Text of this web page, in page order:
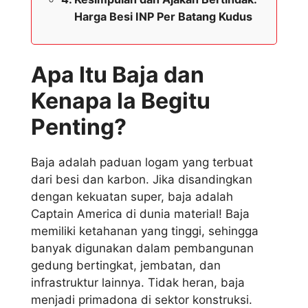
Harga Besi INP Per Batang Kudus
Apa Itu Baja dan
Kenapa Ia Begitu
Penting?
Baja adalah paduan logam yang terbuat
dari besi dan karbon. Jika disandingkan
dengan kekuatan super, baja adalah
Captain America di dunia material! Baja
memiliki ketahanan yang tinggi, sehingga
banyak digunakan dalam pembangunan
gedung bertingkat, jembatan, dan
infrastruktur lainnya. Tidak heran, baja
menjadi primadona di sektor konstruksi.